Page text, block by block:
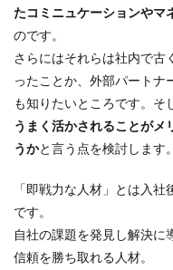
たコミニュケーションやマ
のです。
さらにはそれらは社内で古
ったことか、外部パートナ
も知りたいところです。そ
うまく活かされることがメ
うかと言う点を検討します。
「即戦力な人材」とは入
です。
自社の課題を発見し解決に
信頼を勝ち取れる人材。